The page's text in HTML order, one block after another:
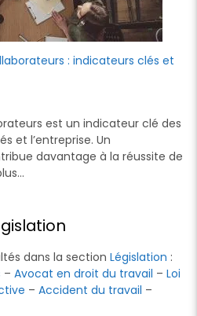
: indicateurs clés et
est un indicateur clé des
et l’entreprise. Un
davantage à la réussite de
dans la section Législation :
– Avocat en droit du travail – Loi
– Accident du travail –